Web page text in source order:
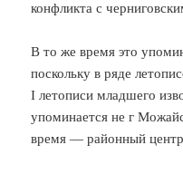
конфликта с
В то же время это
поскольку в ряде
I летописи младшего
упоминается не г
время — районный